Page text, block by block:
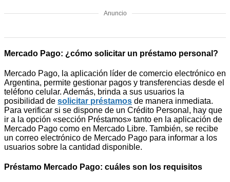
Anuncio
Mercado Pago: ¿cómo solicitar un préstamo personal?
Mercado Pago, la aplicación líder de comercio electrónico en
Argentina, permite gestionar pagos y transferencias desde el
teléfono celular. Además, brinda a sus usuarios la
posibilidad de solicitar préstamos de manera inmediata.
Para verificar si se dispone de un Crédito Personal, hay que
ir a la opción «sección Préstamos» tanto en la aplicación de
Mercado Pago como en Mercado Libre. También, se recibe
un correo electrónico de Mercado Pago para informar a los
usuarios sobre la cantidad disponible.
Préstamo Mercado Pago: cuáles son los requisitos